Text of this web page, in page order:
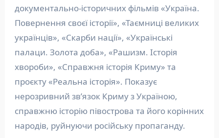
документально-історичних фільмів «Україна.
Повернення своєї історії», «Таємниці великих
українців», «Скарби нації», «Українські
палаци. Золота доба», «Рашизм. Історія
хвороби», «Справжня історія Криму» та
проєкту «Реальна історія». Показує
нерозривний зв’язок Криму з Україною,
справжню історію півострова та його корінних
народів, руйнуючи російську пропаганду.